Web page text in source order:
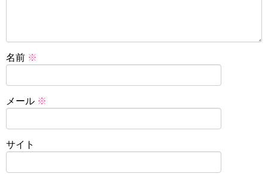
名前 ※
メール ※
サイト